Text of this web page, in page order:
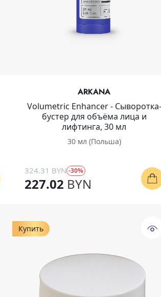
ARKANA
Volumetric Enhancer - Сыворотка-
бустер для объёма лица и
лифтинга, 30 мл
30 мл (Польша)
324.31 BYN -30%
227.02 BYN
Купить